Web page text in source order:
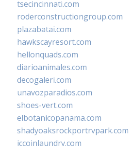
tsecincinnati.com
roderconstructiongroup.com
plazabatai.com
hawkscayresort.com
hellonquads.com
diarioanimales.com
decogaleri.com
unavozparadios.com
shoes-vert.com
elbotanicopanama.com
shadyoaksrockportrvpark.com
jccoinlaundry.com